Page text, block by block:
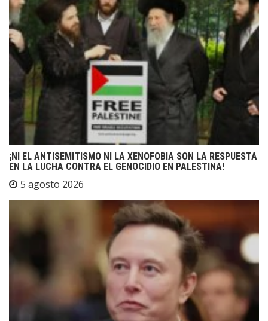
¡NI EL ANTISEMITISMO NI LA XENOFOBIA SON LA RESPUESTA
EN LA LUCHA CONTRA EL GENOCIDIO EN PALESTINA!
5 agosto 2026